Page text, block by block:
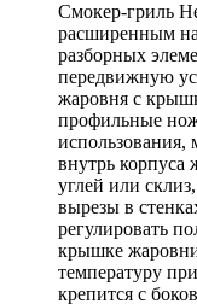
Смокер-гриль
расширенным
разборных
передвижную
жаровня с
профильные
использования,
внутрь корпуса
углей или
вырезы в
регулировать
крышке
температуру
крепится с